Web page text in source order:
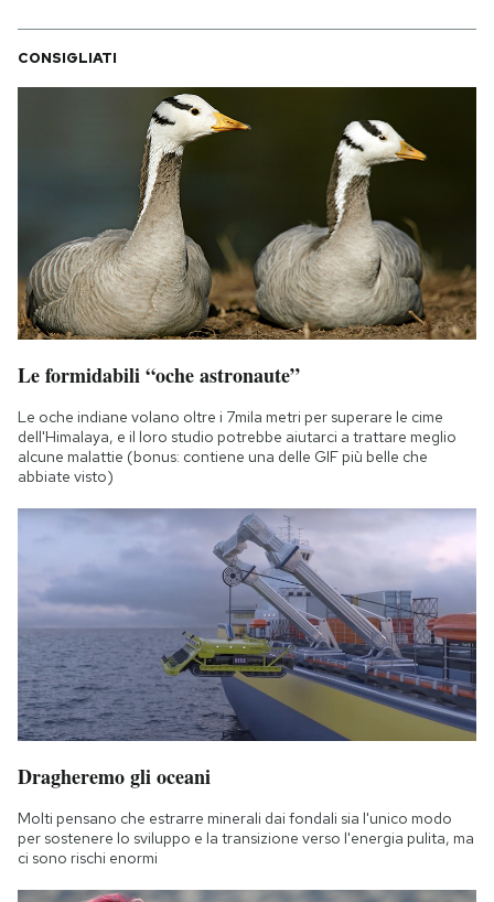
CONSIGLIATI
Le formidabili “oche astronaute”
Le oche indiane volano oltre i 7mila metri per superare le cime
dell'Himalaya, e il loro studio potrebbe aiutarci a trattare meglio
alcune malattie (bonus: contiene una delle GIF più belle che
abbiate visto)
Dragheremo gli oceani
Molti pensano che estrarre minerali dai fondali sia l'unico modo
per sostenere lo sviluppo e la transizione verso l'energia pulita, ma
ci sono rischi enormi